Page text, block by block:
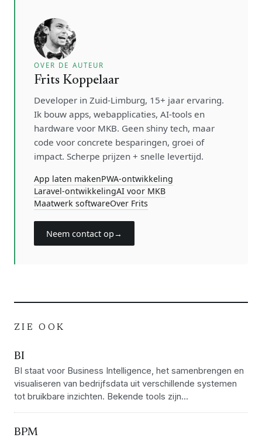
OVER DE AUTEUR
Frits Koppelaar
Developer in Zuid-Limburg, 15+ jaar ervaring.
Ik bouw apps, webapplicaties, AI-tools en
hardware voor MKB. Geen shiny tech, maar
code voor concrete besparingen, groei of
impact. Scherpe prijzen + snelle levertijd.
App laten makenPWA-ontwikkeling
Laravel-ontwikkelingAI voor MKB
Maatwerk softwareOver Frits
Neem contact op→
ZIE OOK
BI
BI staat voor Business Intelligence, het samenbrengen en
visualiseren van bedrijfsdata uit verschillende systemen
tot bruikbare inzichten. Bekende tools zijn...
BPM